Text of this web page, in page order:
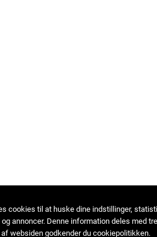
cookies til at huske dine indstillinger,
annoncer. Denne information deles med
websiden godkender du cookiepolitikken.